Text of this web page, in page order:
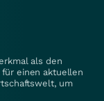
als den
einen aktuellen
um